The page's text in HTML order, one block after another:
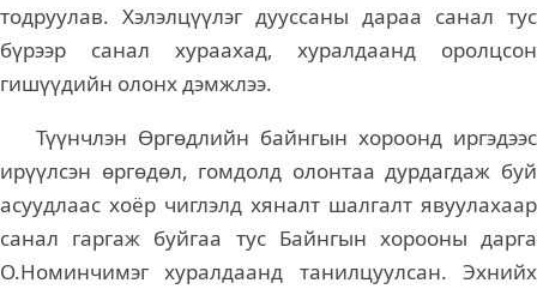
тодруулав. Хэлэлцүүлэг дууссаны дараа санал тус
бүрээр санал хураахад, хуралдаанд оролцсон
гишүүдийн олонх дэмжлээ.
Түүнчлэн Өргөдлийн байнгын хороонд иргэдээс
ирүүлсэн өргөдөл, гомдолд олонтаа дурдагдаж буй
асуудлаас хоёр чиглэлд хяналт шалгалт явуулахаар
санал гаргаж буйгаа тус Байнгын хорооны дарга
О.Номинчимэг хуралдаанд танилцуулсан. Эхнийх